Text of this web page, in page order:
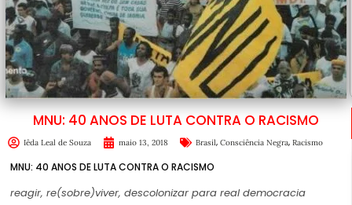
MNU: 40 ANOS DE LUTA CONTRA O RACISMO
Iêda Leal de Souza maio 13, 2018 Brasil, Consciência Negra, Racismo
MNU: 40 ANOS DE LUTA CONTRA O RACISMO
reagir, re(sobre)viver, descolonizar para real democracia